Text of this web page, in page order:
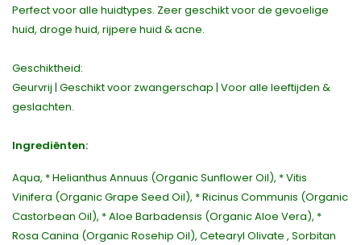
Perfect voor alle huidtypes. Zeer geschikt voor de gevoelige
huid, droge huid, rijpere huid & acne.
Geschiktheid:
Geurvrij | Geschikt voor zwangerschap | Voor alle leeftijden &
geslachten.
Ingrediënten:
Aqua, * Helianthus Annuus (Organic Sunflower Oil), * Vitis
Vinifera (Organic Grape Seed Oil), * Ricinus Communis (Organic
Castorbean Oil), * Aloe Barbadensis (Organic Aloe Vera), *
Rosa Canina (Organic Rosehip Oil), Cetearyl Olivate , Sorbitan